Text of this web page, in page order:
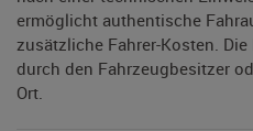
ermöglicht authentische
zusätzliche Fahrer-Kosten.
durch den Fahrzeugbesitzer
Ort.